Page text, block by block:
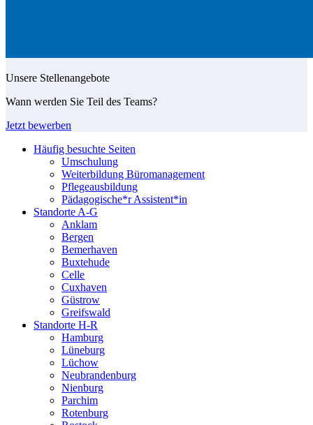
Unsere Stellenangebote
Wann werden Sie Teil des Teams?
Jetzt bewerben
Häufig besuchte Seiten
Umschulung
Weiterbildung Büromanagement
Pflegeausbildung
Pädagogische*r Assistent*in
Standorte A-G
Anklam
Bergen
Bemerhaven
Buxtehude
Celle
Cuxhaven
Güstrow
Greifswald
Standorte H-R
Hamburg
Lüneburg
Lüchow
Neubrandenburg
Nienburg
Parchim
Rotenburg